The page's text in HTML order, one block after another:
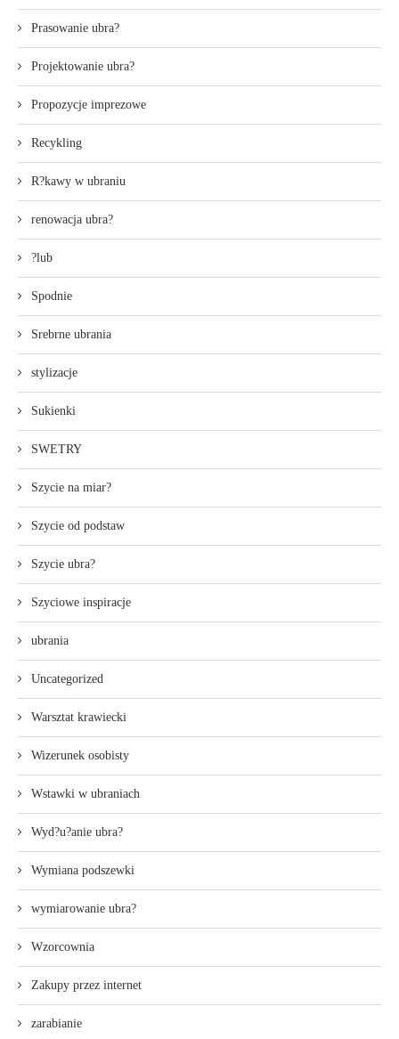
Prasowanie ubra?
Projektowanie ubra?
Propozycje imprezowe
Recykling
R?kawy w ubraniu
renowacja ubra?
?lub
Spodnie
Srebrne ubrania
stylizacje
Sukienki
SWETRY
Szycie na miar?
Szycie od podstaw
Szycie ubra?
Szyciowe inspiracje
ubrania
Uncategorized
Warsztat krawiecki
Wizerunek osobisty
Wstawki w ubraniach
Wyd?u?anie ubra?
Wymiana podszewki
wymiarowanie ubra?
Wzorcownia
Zakupy przez internet
zarabianie